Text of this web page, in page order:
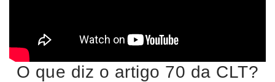
O que diz o artigo 70 da CLT?